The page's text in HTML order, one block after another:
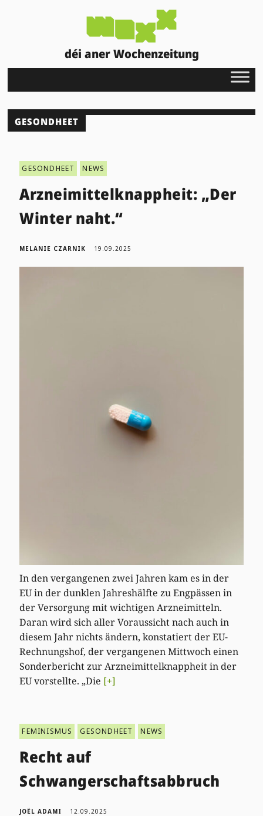
déi aner Wochenzeitung
GESONDHEET
GESONDHEET NEWS
Arzneimittelknappheit: „Der
Winter naht.“
MELANIE CZARNIK 19.09.2025
In den vergangenen zwei Jahren kam es in der
EU in der dunklen Jahreshälfte zu Engpässen in
der Versorgung mit wichtigen Arzneimitteln.
Daran wird sich aller Voraussicht nach auch in
diesem Jahr nichts ändern, konstatiert der EU-
Rechnungshof, der vergangenen Mittwoch einen
Sonderbericht zur Arzneimittelknappheit in der
EU vorstellte. „Die [+]
FEMINISMUS GESONDHEET NEWS
Recht auf
Schwangerschaftsabbruch
JOËL ADAMI 12.09.2025